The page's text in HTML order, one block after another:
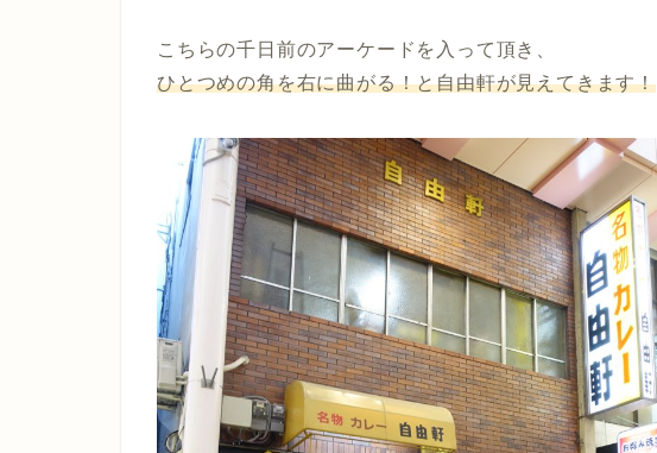
こちらの千日前のアーケードを入って頂き、
ひとつめの角を右に曲がる！と自由軒が見えてきます！